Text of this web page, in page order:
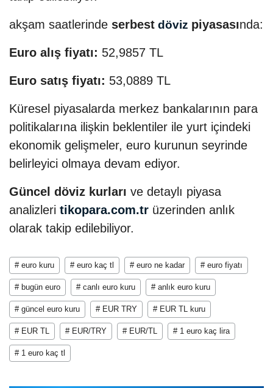
akşam saatlerinde serbest döviz piyasasında:
Euro alış fiyatı: 52,9857 TL
Euro satış fiyatı: 53,0889 TL
Küresel piyasalarda merkez bankalarının para
politikalarına ilişkin beklentiler ile yurt içindeki
ekonomik gelişmeler, euro kurunun seyrinde
belirleyici olmaya devam ediyor.
Güncel döviz kurları ve detaylı piyasa
analizleri tikopara.com.tr üzerinden anlık
olarak takip edilebiliyor.
# euro kuru # euro kaç tl # euro ne kadar # euro fiyatı
# bugün euro # canlı euro kuru # anlık euro kuru
# güncel euro kuru # EUR TRY # EUR TL kuru
# EUR TL # EUR/TRY # EUR/TL # 1 euro kaç lira
# 1 euro kaç tl